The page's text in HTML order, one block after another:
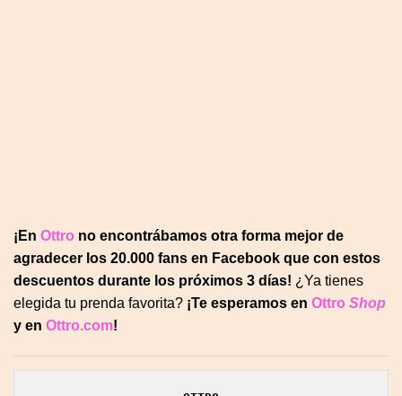
¡En Ottro no encontrábamos otra forma mejor de
agradecer los 20.000 fans en Facebook que con estos
descuentos durante los próximos 3 días! ¿Ya tienes
elegida tu prenda favorita? ¡Te esperamos en Ottro Shop
y en Ottro.com!